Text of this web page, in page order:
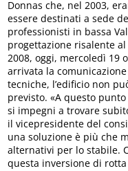
Donnas che, nel 2003,
essere destinati a sede
professionisti in bassa
progettazione risalente al
2008, oggi, mercoledì 19
arrivata la
tecniche, l’edificio non
previsto. «A questo
si impegni a trovare
il vicepresidente del
una soluzione è più che
alternativi per lo stabile.
questa inversione di